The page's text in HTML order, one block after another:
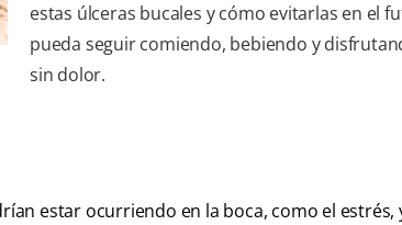
estas úlceras bucales y cómo evitarlas en el
pueda seguir comiendo, bebiendo y
sin dolor.
estar ocurriendo en la boca, como el estrés,